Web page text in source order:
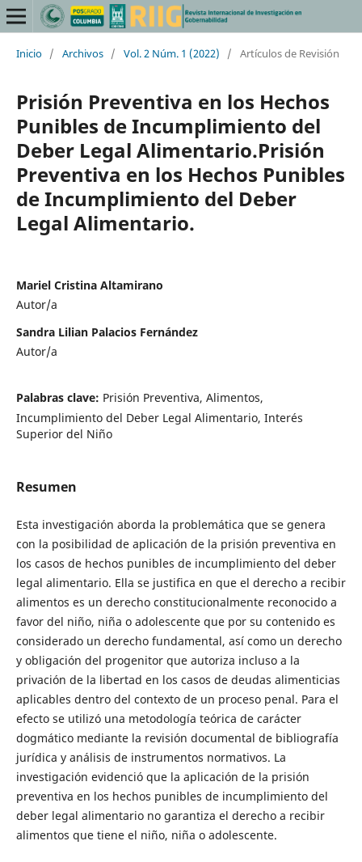
Inicio / Archivos / Vol. 2 Núm. 1 (2022) / Artículos de Revisión
Prisión Preventiva en los Hechos
Punibles de Incumplimiento del
Deber Legal Alimentario.Prisión
Preventiva en los Hechos Punibles
de Incumplimiento del Deber
Legal Alimentario.
Mariel Cristina Altamirano
Autor/a
Sandra Lilian Palacios Fernández
Autor/a
Palabras clave: Prisión Preventiva, Alimentos,
Incumplimiento del Deber Legal Alimentario, Interés
Superior del Niño
Resumen
Esta investigación aborda la problemática que se genera
con la posibilidad de aplicación de la prisión preventiva en
los casos de hechos punibles de incumplimiento del deber
legal alimentario. Ella se justifica en que el derecho a recibir
alimentos es un derecho constitucionalmente reconocido a
favor del niño, niña o adolescente que por su contenido es
considerado un derecho fundamental, así como un derecho
y obligación del progenitor que autoriza incluso a la
privación de la libertad en los casos de deudas alimenticias
aplicables dentro del contexto de un proceso penal. Para el
efecto se utilizó una metodología teórica de carácter
dogmático mediante la revisión documental de bibliografía
jurídica y análisis de instrumentos normativos. La
investigación evidenció que la aplicación de la prisión
preventiva en los hechos punibles de incumplimiento del
deber legal alimentario no garantiza el derecho a recibir
alimentos que tiene el niño, niña o adolescente.